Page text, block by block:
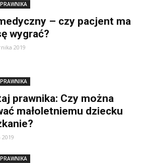
– czy pacjent ma
wygrać?
2019
prawnika: Czy można
małoletniemu dziecku